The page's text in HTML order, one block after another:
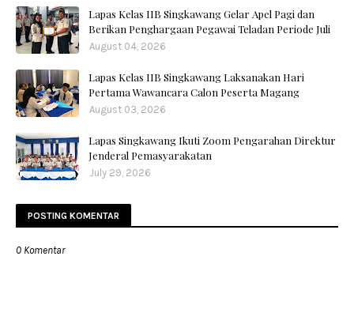
Lapas Kelas IIB Singkawang Gelar Apel Pagi dan
Berikan Penghargaan Pegawai Teladan Periode Juli
August 04, 2026
Lapas Kelas IIB Singkawang Laksanakan Hari
Pertama Wawancara Calon Peserta Magang
August 03, 2026
Lapas Singkawang Ikuti Zoom Pengarahan Direktur
Jenderal Pemasyarakatan
July 29, 2026
POSTING KOMENTAR
0 Komentar